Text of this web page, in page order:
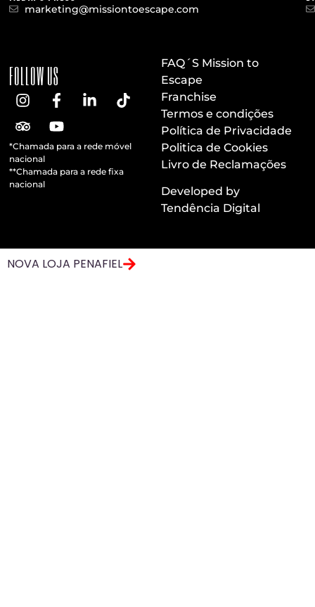
marketing@missiontoescape.com
FOLLOW US
*Chamada para a rede móvel
nacional
**Chamada para a rede fixa
nacional
FAQ´S Mission to
Escape
Franchise
Termos e condições
Política de Privacidade
Politica de Cookies
Livro de Reclamações
Developed by
Tendência Digital
NOVA LOJA PENAFIEL